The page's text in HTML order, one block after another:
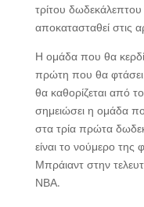
τρίτου
αποκατασταθεί στις
Η ομάδα που θα
πρώτη που θα φτάσει
θα καθορίζεται από
σημειώσει η ομάδα
στα τρία πρώτα
είναι το νούμερο
Μπράιαντ στην
ΝΒΑ.